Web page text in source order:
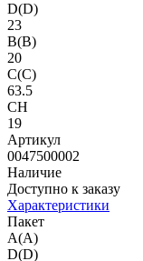
D(D)
23
B(B)
20
C(C)
63.5
CH
19
Артикул
0047500002
Наличие
Доступно к заказу
Характеристики
Пакет
A(A)
D(D)